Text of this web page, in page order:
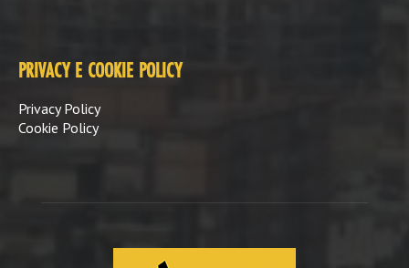
PRIVACY E COOKIE POLICY
Privacy Policy
Cookie Policy